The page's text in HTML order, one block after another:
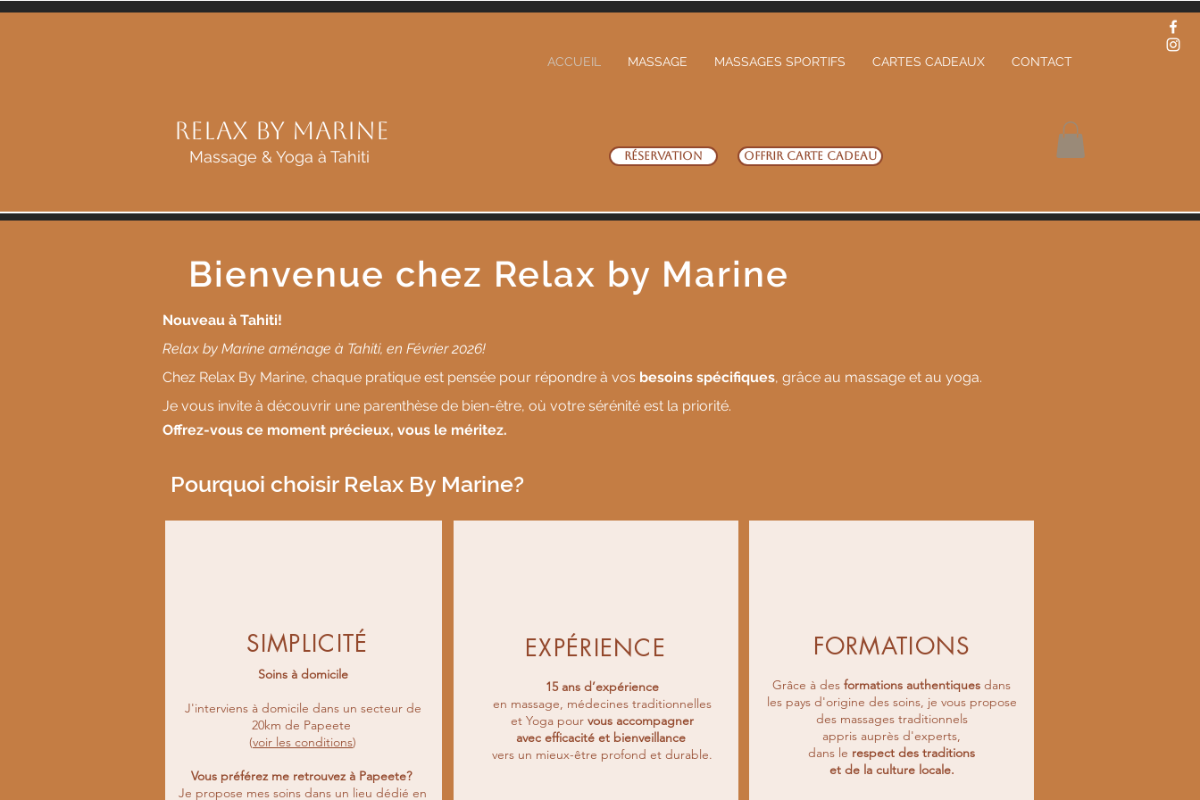
ACCUEIL MASSAGE MASSAGES SPORTIFS CARTES CADEAUX CONTACT
Réservation OFFRIR carte cadeau
Relax by Marine
Massage & Yoga à Tahiti
Bienvenue chez Relax by Marine
Nouveau à Tahiti!
Relax by Marine aménage à Tahiti, en Février 2026!
Chez Relax By Marine, chaque pratique est pensée pour répondre à vos besoins spécifiques, grâce au massage et au yoga.
Je vous invite à découvrir une parenthèse de bien-être, où votre sérénité est la priorité.
Offrez-vous ce moment précieux, vous le méritez.
Pourquoi choisir Relax By Marine?
SIMPLICITÉ
Soins à domicile
J'interviens à domicile dans un secteur de
20km de Papeete
(voir les conditions)
Vous préférez me retrouvez à Papeete?
Je propose mes soins dans un lieu dédié en
EXPÉRIENCE
15 ans d’expérience
en massage, médecines traditionnelles
et Yoga pour vous accompagner
avec efficacité et bienveillance
vers un mieux-être profond et durable.
FORMATIONS
Grâce à des formations authentiques dans
les pays d'origine des soins, je vous propose
des massages traditionnels
appris auprès d'experts,
dans le respect des traditions
et de la culture locale.​